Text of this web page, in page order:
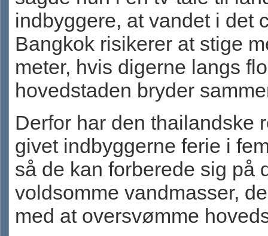
indbyggere, at vandet i det
Bangkok risikerer at stige
meter, hvis digerne langs
hovedstaden bryder
Derfor har den thailandske
givet indbyggerne ferie i
så de kan forberede sig på
voldsomme vandmasser,
med at oversvømme